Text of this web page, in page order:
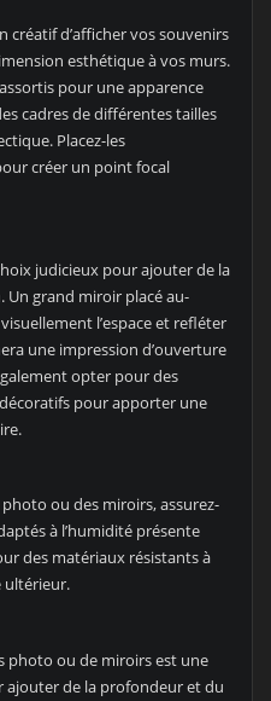
créatif d’afficher vos souvenirs
esthétique à vos murs.
pour une apparence
cadres de différentes tailles
Placez-les
créer un point focal
judicieux pour ajouter de la
Un grand miroir placé au-
l’espace et refléter
une impression d’ouverture
opter pour des
pour apporter une
ou des miroirs, assurez-
à l’humidité présente
des matériaux résistants à
ultérieur.
photo ou de miroirs est une
ajouter de la profondeur et du